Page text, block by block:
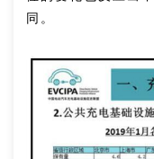
同。